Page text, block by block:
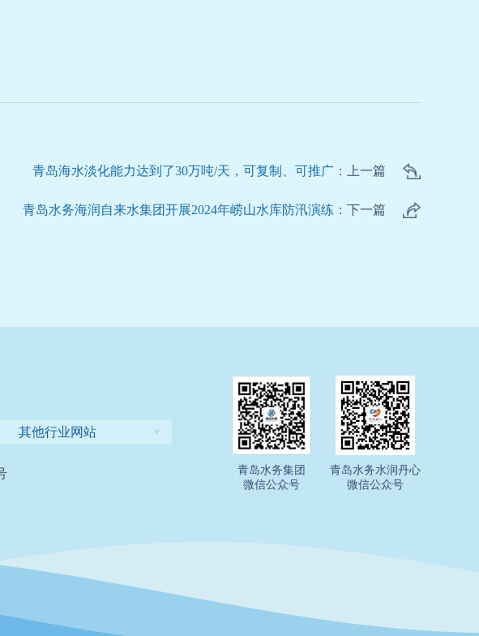
青岛海水淡化能力达到了30万吨/天，可复制、可推广： 上一篇
青岛水务海润自来水集团开展2024年崂山水库防汛演练： 下一篇
其他行业网站 ▼
青岛水务集团
微信公众号
青岛水务水润丹心
微信公众号